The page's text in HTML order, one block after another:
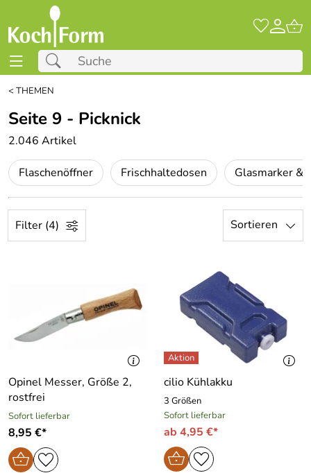
<THEMEN
Seite 9 - Picknick
2.046 Artikel
Flaschenöffner Frischhaltedosen Glasmarker &
Filter (4) Sortieren
Opinel Messer, Größe 2,
rostfrei
Sofort lieferbar
8,95 €*
cilio Kühlakku
3 Größen
Sofort lieferbar
ab 4,95 €*